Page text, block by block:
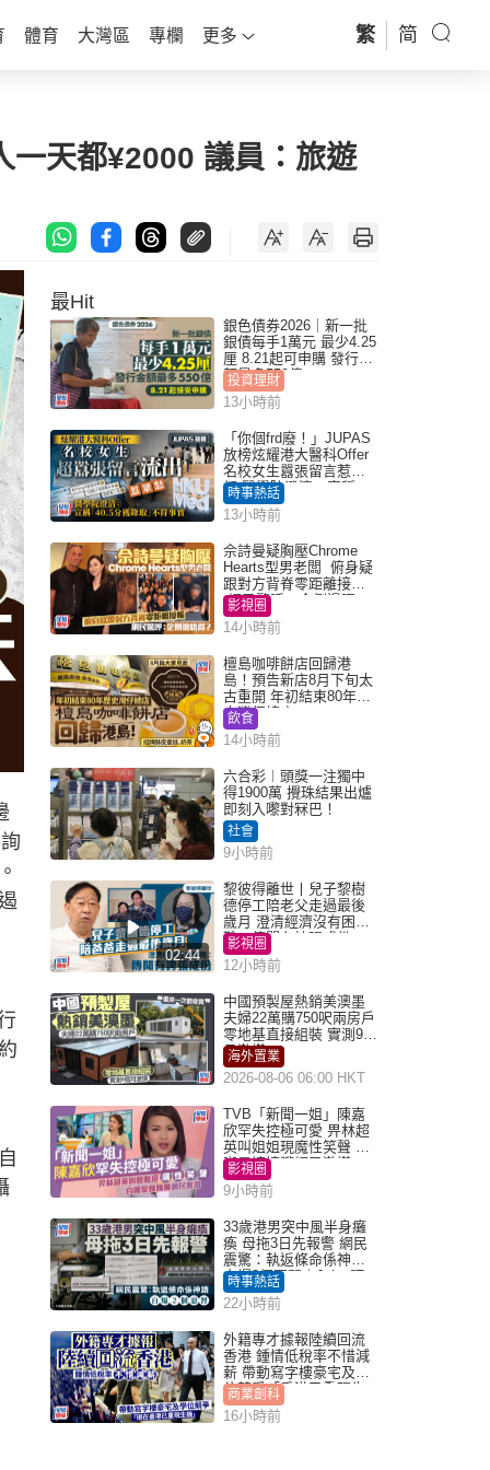
體育 大灣區 專欄 更多 繁 简
一天都¥2000 議員：旅遊
最Hit
銀色債券2026｜新一批
銀債每手1萬元 最少4.25
厘 8.21起可申購 發行金
額最多550億
投資理財
13小時前
「你個frd廢！」JUPAS
放榜炫耀港大醫科Offer
名校女生囂張留言惹眾
怒 醫學院澄清：宣稱
「40.5分獲錄取」不符事
實｜Juicy叮
時事熱話
13小時前
佘詩曼疑胸壓Chrome
Hearts型男老闆 俯身疑
跟對方背脊零距離接觸
網民驚呼：企側邊唔
得？
影視圈
14小時前
檀島咖啡餅店回歸港
島！預告新店8月下旬太
古重開 年初結束80年歷
史灣仔總店
飲食
14小時前
六合彩︱頭獎一注獨中
得1900萬 攪珠結果出爐
即刻入嚟對冧巴！
社會
9小時前
02:44
黎彼得離世丨兒子黎樹
德停工陪老父走過最後
歲月 澄清經濟沒有困
難：傳聞有誇張成份
影視圈
12小時前
中國預製屋熱銷美澳墨
夫婦22萬購750呎兩房戶
零地基直接組裝 實測9個
月激讚
海外置業
2026-08-06 06:00 HKT
TVB「新聞一姐」陳嘉
欣罕失控極可愛 畀林超
英叫姐姐現魔性笑聲 自
嘲是姨姨獲網民激讚
影視圈
9小時前
33歲港男突中風半身癱
瘓 母拖3日先報警 網民
震驚：執返條命係神蹟
自爆2個惡習｜Juicy叮
時事熱話
22小時前
外籍專才據報陸續回流
香港 鍾情低稅率不惜減
薪 帶動寫字樓豪宅及學
位競爭「香港已重現生
機」
商業創科
16小時前